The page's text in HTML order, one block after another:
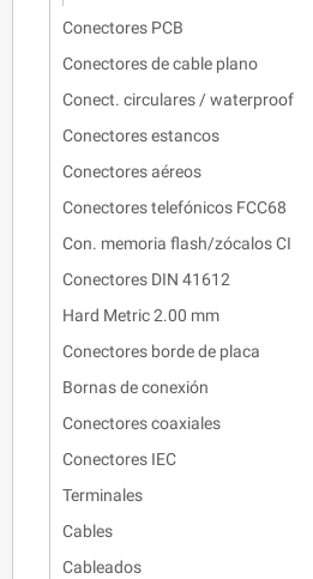
Conectores PCB
Conectores de cable plano
Conect. circulares / waterproof
Conectores estancos
Conectores aéreos
Conectores telefónicos FCC68
Con. memoria flash/zócalos CI
Conectores DIN 41612
Hard Metric 2.00 mm
Conectores borde de placa
Bornas de conexión
Conectores coaxiales
Conectores IEC
Terminales
Cables
Cableados